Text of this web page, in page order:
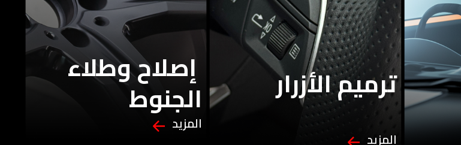
ترميم الأزرار
المزيد
إصلاح وطلاء
الجنوط
المزيد